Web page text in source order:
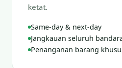
ketat.
Same-day & next-day
Jangkauan seluruh
Penanganan barang